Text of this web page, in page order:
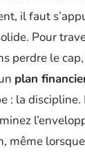
il faut
Pour
perdre le
plan
: la discipline.
même